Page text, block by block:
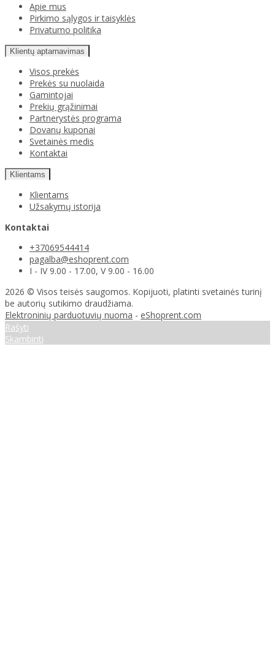
Apie mus
Pirkimo sąlygos ir taisyklės
Privatumo politika
Klientų aptarnavimas
Visos prekės
Prekės su nuolaida
Gamintojai
Prekių grąžinimai
Partnerystės programa
Dovanų kuponai
Svetainės medis
Kontaktai
Klientams
Klientams
Užsakymų istorija
Kontaktai
+37069544414
pagalba@eshoprent.com
I - IV 9.00 - 17.00, V 9.00 - 16.00
2026 © Visos teisės saugomos. Kopijuoti, platinti svetainės turinį
be autorių sutikimo draudžiama.
Elektroninių parduotuvių nuoma - eShoprent.com
Rašyti
Skambinti